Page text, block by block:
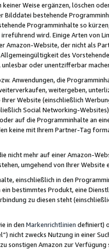
Weise ergänzen, löschen
Bilddatei bestehende
Programminhalte so
wird. Einige Arten von
Amazon-Website, der nicht als
Allgemeingültigkeit des
unlesbar oder unentzifferbar
Anwendungen, die
weitergeben,
Website (einschließlich
Social Networking-
auf die Programminhalte an
keine mit Ihrem Partner-Tag
nicht mehr auf einer Amazon-
umgehend von Ihrer
einschließlich in den
ein bestimmtes Produkt, eine
zu diesen steht
in den Markenrichtlinien definiert)
nicht zwecks Nutzung in einer
sonstigen Amazon zur